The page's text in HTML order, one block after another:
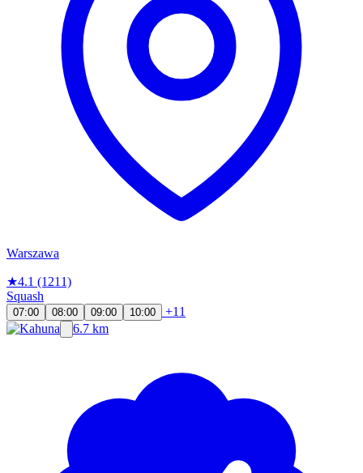
Warszawa
★4.1 (1211)
Squash
07:00 08:00 09:00 10:00
+11
6.7 km